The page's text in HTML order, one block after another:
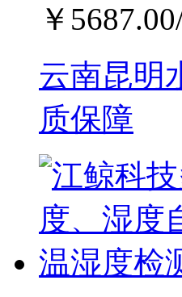
￥ 5687.00
云南昆明
质保障